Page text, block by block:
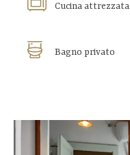
Cucina attrezzata
Bagno privato